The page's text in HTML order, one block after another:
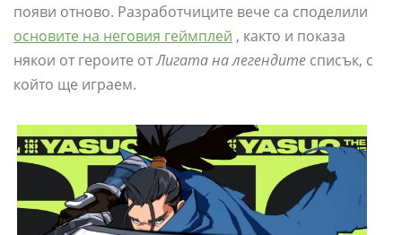
появи отново. Разработчиците вече са споделили
основите на неговия геймплей , както и показа
някои от героите отЛигата на легендите списък, с
който ще играем.